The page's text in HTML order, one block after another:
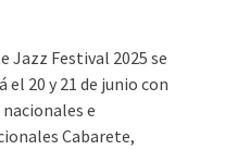
Jazz Festival 2025 se
el 20 y 21 de junio con
e
Cabarete,